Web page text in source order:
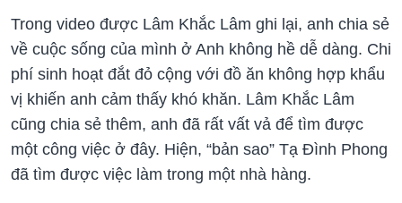
Trong video được Lâm Khắc Lâm ghi lại, anh chia sẻ
về cuộc sống của mình ở Anh không hề dễ dàng. Chi
phí sinh hoạt đắt đỏ cộng với đồ ăn không hợp khẩu
vị khiến anh cảm thấy khó khăn. Lâm Khắc Lâm
cũng chia sẻ thêm, anh đã rất vất vả để tìm được
một công việc ở đây. Hiện, “bản sao” Tạ Đình Phong
đã tìm được việc làm trong một nhà hàng.